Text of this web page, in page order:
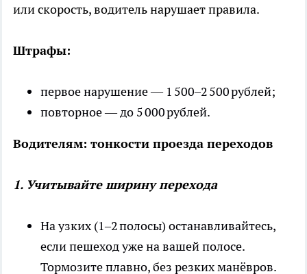
или скорость, водитель нарушает правила.
Штрафы:
первое нарушение — 1 500–2 500 рублей;
повторное — до 5 000 рублей.
Водителям: тонкости проезда переходов
1. Учитывайте ширину перехода
На узких (1–2 полосы) останавливайтесь,
если пешеход уже на вашей полосе.
Тормозите плавно, без резких манёвров.